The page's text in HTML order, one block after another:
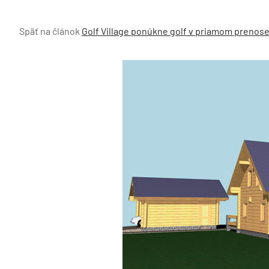
Späť na článok Golf Village ponúkne golf v priamom prenose